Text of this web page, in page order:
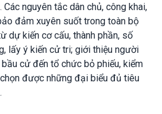
nguyên tắc dân chủ, công khai,
đảm xuyên suốt trong toàn bộ
dự kiến cơ cấu, thành phần, số
lấy ý kiến cử tri; giới thiệu người
cử đến tổ chức bỏ phiếu, kiểm
được những đại biểu đủ tiêu